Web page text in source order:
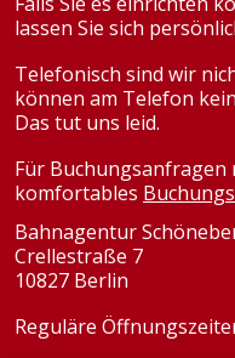
lassen Sie sich
Telefonisch sind wir
können am Telefon
Das tut uns leid.
Für Buchungsanfragen
komfortables
Bahnagentur
Crellestraße 7
10827 Berlin
Reguläre